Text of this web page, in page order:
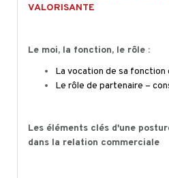
VALORISANTE
Le moi, la fonction, le rôle :
La vocation de sa fonction
Le rôle de partenaire –
Les éléments clés d'une
dans la relation commerciale